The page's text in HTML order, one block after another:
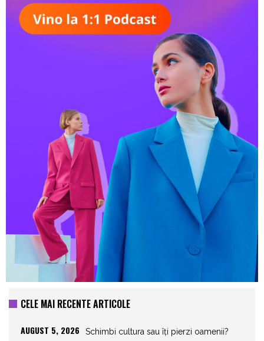
CELE MAI RECENTE ARTICOLE
AUGUST 5, 2026 Schimbi cultura sau îți pierzi oamenii?